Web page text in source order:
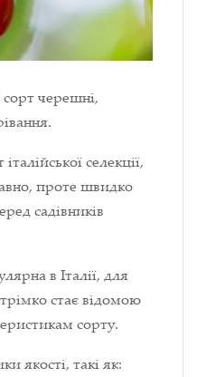
черешні,
селекції,
проте швидко
садівників
в Італії, для
стає відомою
сорту.
якості, такі як: